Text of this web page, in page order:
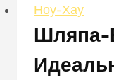
Ноу-Хау
Шляпа-